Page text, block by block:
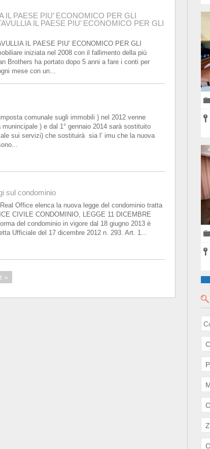
IL PAESE PIU’ ECONOMICO PER GLI
IL PAESE PIU’ ECONOMICO PER GLI
IL PAESE PIU’ ECONOMICO PER GLI
iniziata nel 2008 con il fallimento della più
Brothers ha portato dopo 5 anni a fare i conti per
mese con un...
comunale sugli immobili ) nel 2012 venne
) e dal 1° gennaio 2014 sarà sostituito
sui servizi) che sostituirà sia l’ imu che la nuova
sul condominio
Office elenca la nuova legge del condominio tratta
CIVILE CONDOMINIO, LEGGE 11 DICEMBRE
del condominio in vigore dal 18 giugno 2013 è
Ufficiale del 17 dicembre 2012 n. 293. Art. 1...
»
Prezzo
Categoria